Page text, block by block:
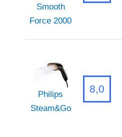
Smooth
Force 2000
Philips
Steam&Go
8,0